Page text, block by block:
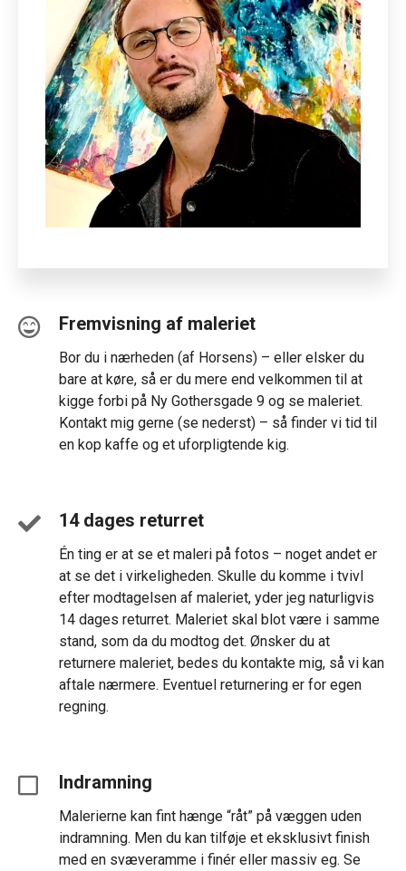
Fremvisning af maleriet
Bor du i nærheden (af Horsens) – eller elsker du
bare at køre, så er du mere end velkommen til at
kigge forbi på Ny Gothersgade 9 og se maleriet.
Kontakt mig gerne (se nederst) – så finder vi tid til
en kop kaffe og et uforpligtende kig.
14 dages returret
Én ting er at se et maleri på fotos – noget andet er
at se det i virkeligheden. Skulle du komme i tvivl
efter modtagelsen af maleriet, yder jeg naturligvis
14 dages returret. Maleriet skal blot være i samme
stand, som da du modtog det. Ønsker du at
returnere maleriet, bedes du kontakte mig, så vi kan
aftale nærmere. Eventuel returnering er for egen
regning.
Indramning
Malerierne kan fint hænge “råt” på væggen uden
indramning. Men du kan tilføje et eksklusivt finish
med en svæveramme i finér eller massiv eg. Se